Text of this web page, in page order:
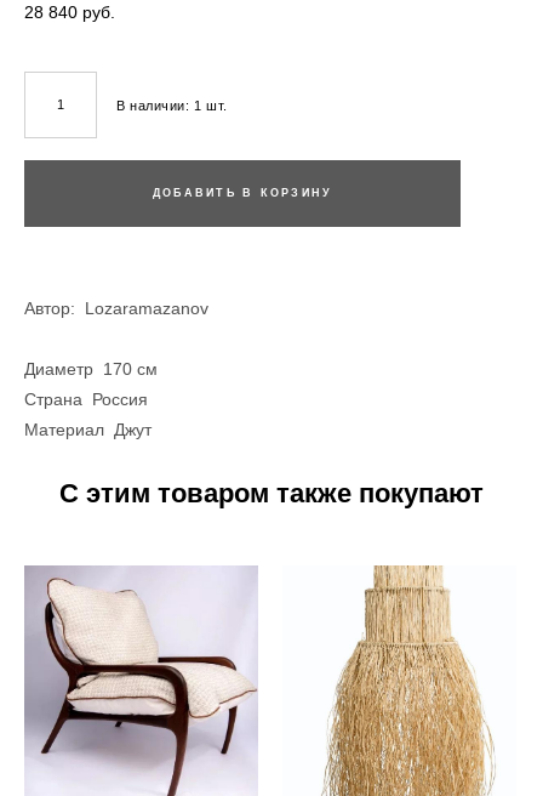
28 840 pуб.
В наличии: 1 шт.
ДОБАВИТЬ В КОРЗИНУ
Автор: Lozaramazanov
Диаметр 170 см
Страна Россия
Материал Джут
С этим товаром также покупают